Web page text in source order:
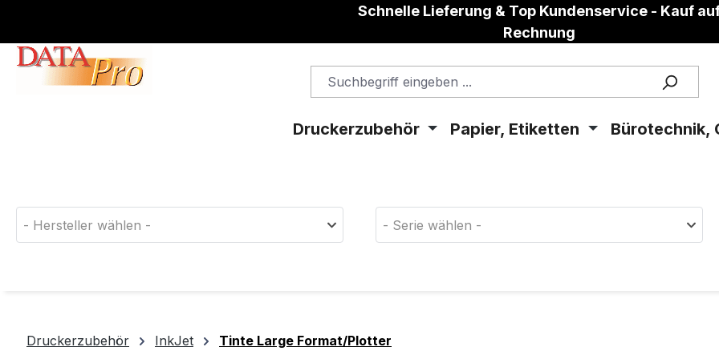
Schnelle Lieferung & Top Kundenservice - Kauf
Rechnung
Druckerzubehör Papier, Etiketten Bürotechnik,
- Hersteller wählen - - Serie wählen -
Druckerzubehör InkJet Tinte Large Format/Plotter